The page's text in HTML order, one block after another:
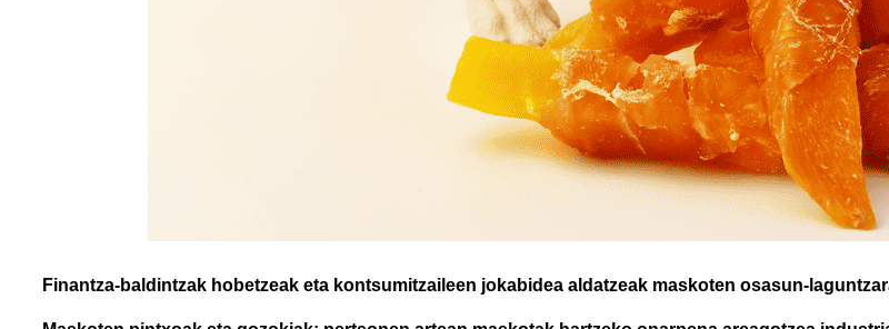
Finantza-baldintzak hobetzeak eta kontsumitzaileen jokabidea aldatzeak maskoten osasun-